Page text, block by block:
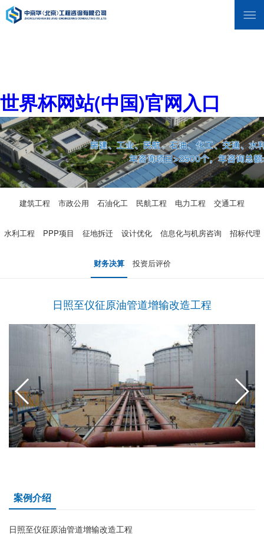
世界杯网站(中国)官网入口
建筑工程 市政公用 石油化工 民航工程 电力工程 交通工程
水利工程 PPP项目 征地拆迁 设计优化 信息化与机房咨询 招标代理
财务决算 投资后评价
日照至仪征原油管道增输改造工程
案例介绍
日照至仪征原油管道增输改造工程